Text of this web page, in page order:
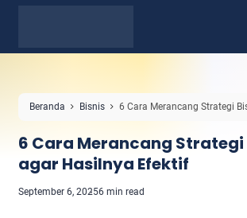
Beranda Bisnis
6 Cara Merancang Strategi
6 Cara Merancang Strategi
agar Hasilnya Efektif
September 6, 20256 min read